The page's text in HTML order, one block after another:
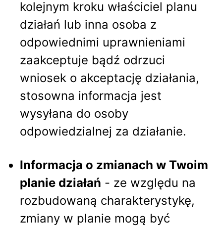
kolejnym kroku właściciel planu
działań lub inna osoba z
odpowiednimi uprawnieniami
zaakceptuje bądź odrzuci
wniosek o akceptację działania,
stosowna informacja jest
wysyłana do osoby
odpowiedzialnej za działanie.
Informacja o zmianach w Twoim
planie działań - ze względu na
rozbudowaną charakterystykę,
zmiany w planie mogą być